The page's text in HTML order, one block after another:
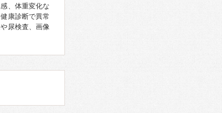
、体重変化な
康診断で異常
尿検査、画像